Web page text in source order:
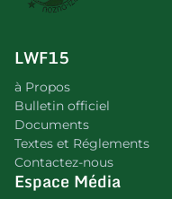
LWF15
à Propos
Bulletin officiel
Documents
Textes et Réglements
Contactez-nous
Espace Média